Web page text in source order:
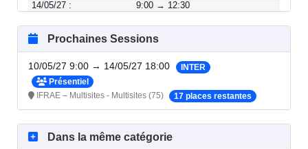
14/05/27 :
9:00 → 12:30
Prochaines Sessions
10/05/27 9:00 → 14/05/27 18:00
INTER
Présentiel
IFRAE – Multisites - Multisites (75)
17 places restantes
Dans la même catégorie